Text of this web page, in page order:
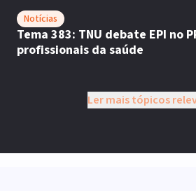
Notícias
Tema 383: TNU debate EPI no
profissionais da saúde
Ler mais tópicos